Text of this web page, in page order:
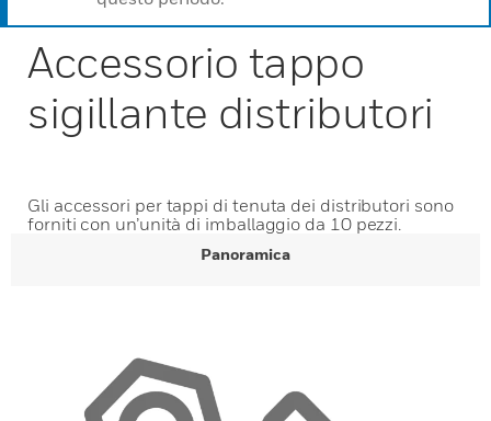
Accessorio tappo
sigillante distributori
Gli accessori per tappi di tenuta dei distributori sono
forniti con un’unità di imballaggio da 10 pezzi.
Panoramica